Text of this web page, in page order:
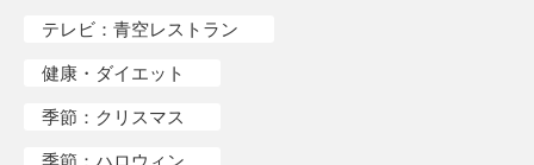
テレビ：青空レストラン
健康・ダイエット
季節：クリスマス
季節：ハロウィン